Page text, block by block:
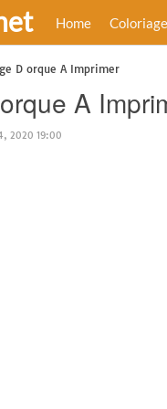
Home Coloriage
D orque A Imprimer
A
2020 19:00